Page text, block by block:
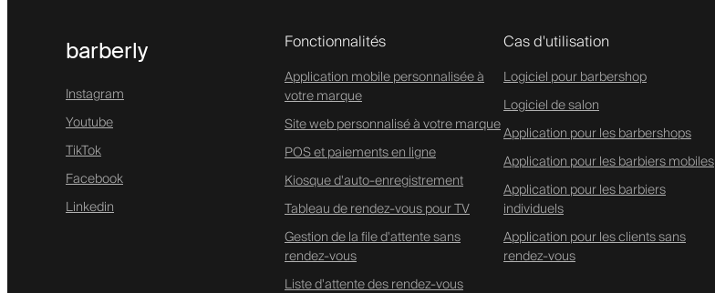
barberly
Instagram
Youtube
TikTok
Facebook
Linkedin
Fonctionnalités
Application mobile personnalisée à
votre marque
Site web personnalisé à votre marque
POS et paiements en ligne
Kiosque d'auto-enregistrement
Tableau de rendez-vous pour TV
Gestion de la file d'attente sans
rendez-vous
Liste d'attente des rendez-vous
Cas d'utilisation
Logiciel pour barbershop
Logiciel de salon
Application pour les barbershops
Application pour les barbiers mobiles
Application pour les barbiers
individuels
Application pour les clients sans
rendez-vous